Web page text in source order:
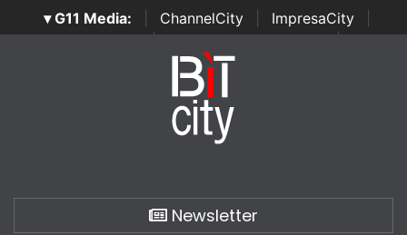
▾ G11 Media: ChannelCity ImpresaCity
SecurityOpenLab | Italian Channel Awards | Italian
Italian Security Awards
Newsletter